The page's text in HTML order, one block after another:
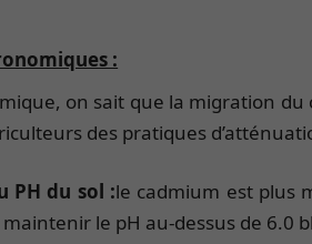
:
on sait que la migration
des pratiques
PH du sol :le cadmium est plus
le pH au-dessus de 6.0